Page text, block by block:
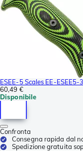
ESEE-5 Scales EE-
60,49 €
Disponibile
Confronta
Consegna rapida dal
Spedizione gratuita